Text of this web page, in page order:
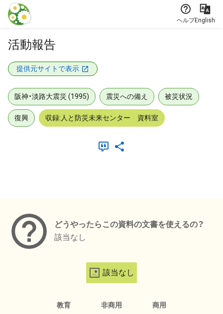
本文に飛ぶ
ヘルプEnglish
活動報告
提供元サイトで表示
阪神・淡路大震災 (1995) 震災への備え 被災状況
復興 収録:人と防災未来センター 資料室
どうやったらこの資料の文書を使えるの？
該当なし
該当なし
教育 非商用 商用